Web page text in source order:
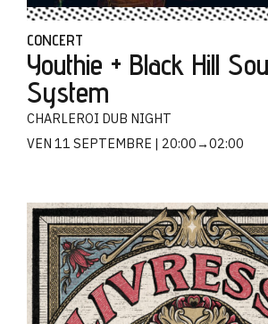
CONCERT
Youthie + Black Hill
System
CHARLEROI DUB NIGHT
VEN 11 SEPTEMBRE
20:00→02:00